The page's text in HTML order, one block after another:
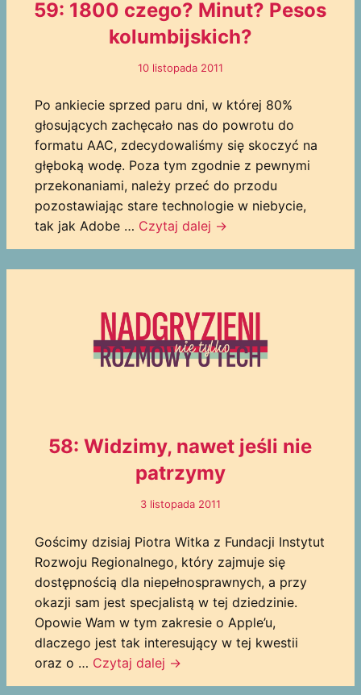
59: 1800 czego? Minut? Pesos
kolumbijskich?
10 listopada 2011
Po ankiecie sprzed paru dni, w której 80%
głosujących zachęcało nas do powrotu do
formatu AAC, zdecydowaliśmy się skoczyć na
głęboką wodę. Poza tym zgodnie z pewnymi
przekonaniami, należy przeć do przodu
pozostawiając stare technologie w niebycie,
tak jak Adobe … Czytaj dalej →
58: Widzimy, nawet jeśli nie
patrzymy
3 listopada 2011
Gościmy dzisiaj Piotra Witka z Fundacji Instytut
Rozwoju Regionalnego, który zajmuje się
dostępnością dla niepełnosprawnych, a przy
okazji sam jest specjalistą w tej dziedzinie.
Opowie Wam w tym zakresie o Apple’u,
dlaczego jest tak interesujący w tej kwestii
oraz o … Czytaj dalej →